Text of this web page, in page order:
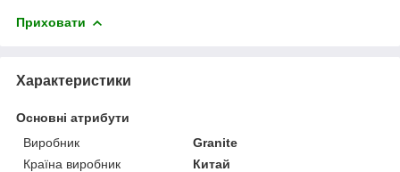
Приховати
Характеристики
Основні атрибути
Виробник
Granite
Країна виробник
Китай